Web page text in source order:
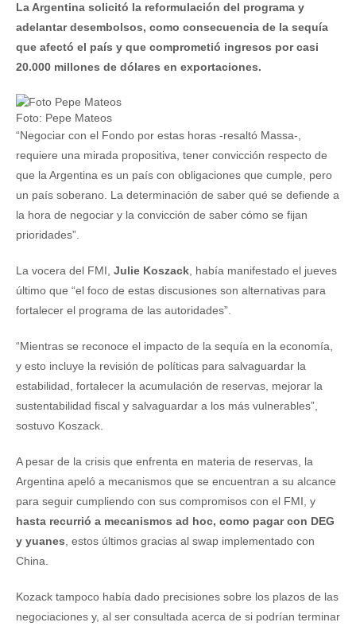
La Argentina solicitó la reformulación del programa y
adelantar desembolsos, como consecuencia de la sequía
que afectó el país y que comprometió ingresos por casi
20.000 millones de dólares en exportaciones.
Foto: Pepe Mateos
“Negociar con el Fondo por estas horas -resaltó Massa-,
requiere una mirada propositiva, tener convicción respecto de
que la Argentina es un país con obligaciones que cumple, pero
un país soberano. La determinación de saber qué se defiende a
la hora de negociar y la convicción de saber cómo se fijan
prioridades”.
La vocera del FMI, Julie Koszack, había manifestado el jueves
último que “el foco de estas discusiones son alternativas para
fortalecer el programa de las autoridades”.
“Mientras se reconoce el impacto de la sequía en la economía,
y esto incluye la revisión de políticas para salvaguardar la
estabilidad, fortalecer la acumulación de reservas, mejorar la
sustentabilidad fiscal y salvaguardar a los más vulnerables”,
sostuvo Koszack.
A pesar de la crisis que enfrenta en materia de reservas, la
Argentina apeló a mecanismos que se encuentran a su alcance
para seguir cumpliendo con sus compromisos con el FMI, y
hasta recurrió a mecanismos ad hoc, como pagar con DEG
y yuanes, estos últimos gracias al swap implementado con
China.
Kozack tampoco había dado precisiones sobre los plazos de las
negociaciones y, al ser consultada acerca de si podrían terminar